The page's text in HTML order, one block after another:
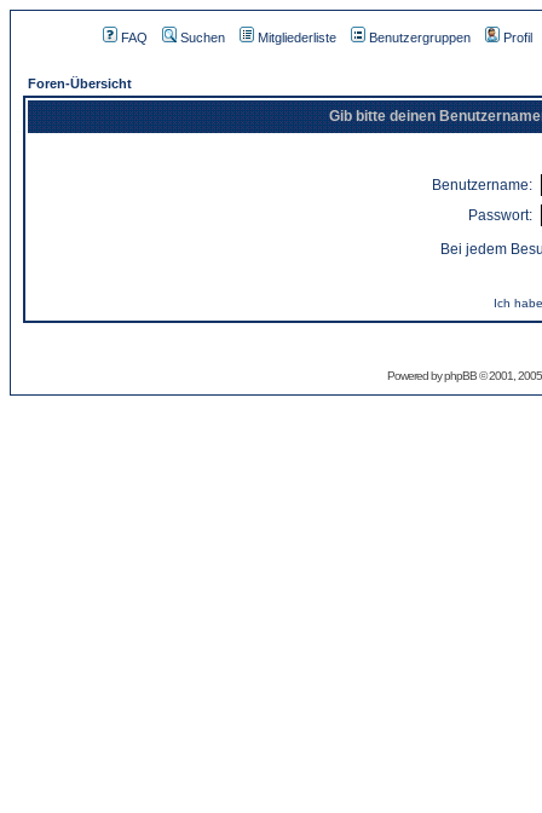
FAQ Suchen Mitgliederliste Benutzergruppen Profil
Foren-Übersicht
Gib bitte deinen
Benutzername:
Passwort:
Bei jedem
Ich
Powered byphpBB© 2001,